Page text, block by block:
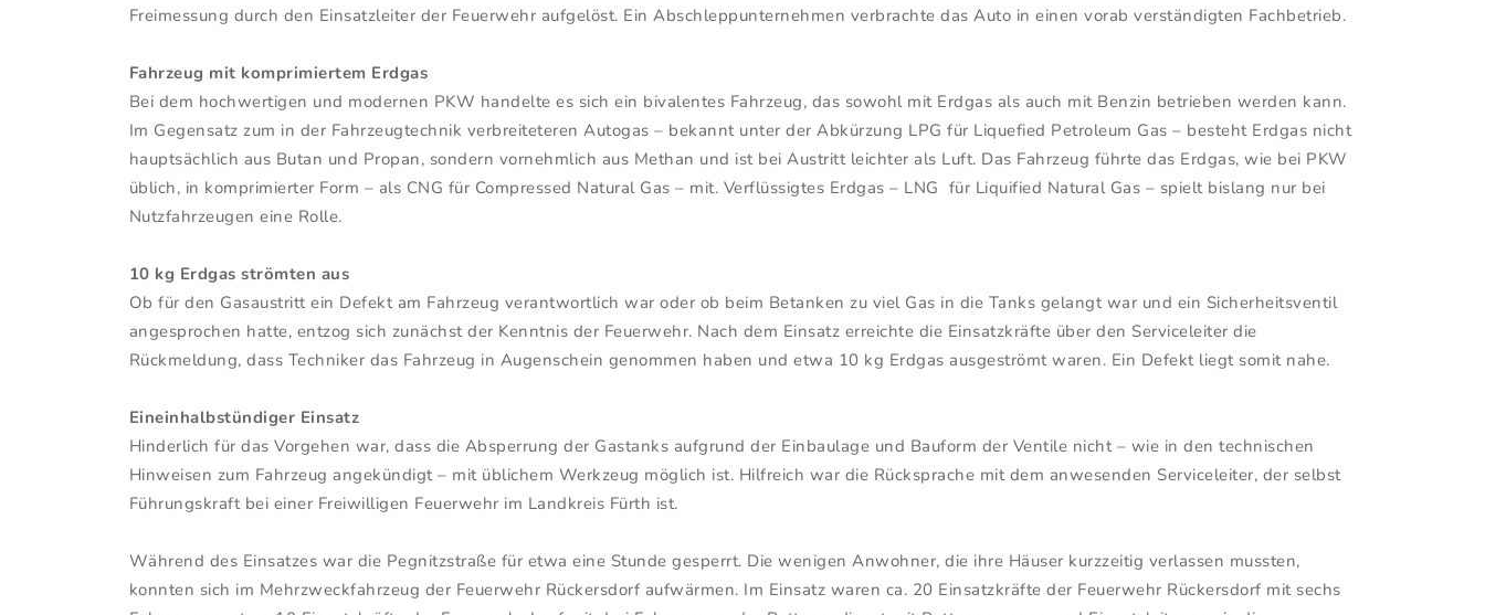
Freimessung durch den Einsatzleiter der Feuerwehr aufgelöst. Ein Abschleppunternehmen verbrachte das Auto in einen vorab verständigten Fachbetrieb.
Fahrzeug mit komprimiertem Erdgas
Bei dem hochwertigen und modernen PKW handelte es sich ein bivalentes Fahrzeug, das sowohl mit Erdgas als auch mit Benzin betrieben werden kann.
Im Gegensatz zum in der Fahrzeugtechnik verbreiteteren Autogas – bekannt unter der Abkürzung LPG für Liquefied Petroleum Gas – besteht Erdgas nicht
hauptsächlich aus Butan und Propan, sondern vornehmlich aus Methan und ist bei Austritt leichter als Luft. Das Fahrzeug führte das Erdgas, wie bei PKW
üblich, in komprimierter Form – als CNG für Compressed Natural Gas – mit. Verflüssigtes Erdgas – LNG für Liquified Natural Gas – spielt bislang nur bei
Nutzfahrzeugen eine Rolle.
10 kg Erdgas strömten aus
Ob für den Gasaustritt ein Defekt am Fahrzeug verantwortlich war oder ob beim Betanken zu viel Gas in die Tanks gelangt war und ein Sicherheitsventil
angesprochen hatte, entzog sich zunächst der Kenntnis der Feuerwehr. Nach dem Einsatz erreichte die Einsatzkräfte über den Serviceleiter die
Rückmeldung, dass Techniker das Fahrzeug in Augenschein genommen haben und etwa 10 kg Erdgas ausgeströmt waren. Ein Defekt liegt somit nahe.
Eineinhalbstündiger Einsatz
Hinderlich für das Vorgehen war, dass die Absperrung der Gastanks aufgrund der Einbaulage und Bauform der Ventile nicht – wie in den technischen
Hinweisen zum Fahrzeug angekündigt – mit üblichem Werkzeug möglich ist. Hilfreich war die Rücksprache mit dem anwesenden Serviceleiter, der selbst
Führungskraft bei einer Freiwilligen Feuerwehr im Landkreis Fürth ist.
Während des Einsatzes war die Pegnitzstraße für etwa eine Stunde gesperrt. Die wenigen Anwohner, die ihre Häuser kurzzeitig verlassen mussten,
konnten sich im Mehrzweckfahrzeug der Feuerwehr Rückersdorf aufwärmen. Im Einsatz waren ca. 20 Einsatzkräfte der Feuerwehr Rückersdorf mit sechs